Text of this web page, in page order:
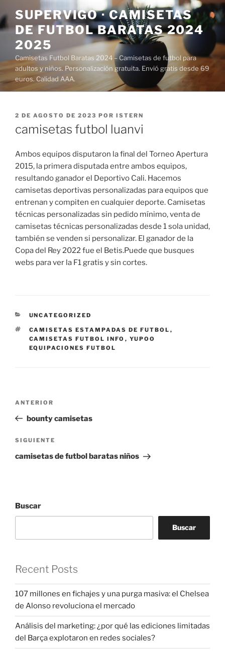
al
contenido
SUPERVIGO · CAMISETAS
DE FUTBOL BARATAS 2024
2025
Camisetas Futbol Baratas 2024 – Camisetas de futbol para
adultos y niños. Personalización gratuita. Envió gratis desde 69
euros. Calidad AAA.
PUBLICADO
2 DE AGOSTO DE 2023 POR ISTERN
camisetas futbol luanvi
Ambos equipos disputaron la final del Torneo Apertura
2015, la primera disputada entre ambos equipos,
resultando ganador el Deportivo Cali. Hacemos
camisetas deportivas personalizadas para equipos que
entrenan y compiten en cualquier deporte. Camisetas
técnicas personalizadas sin pedido mínimo, venta de
camisetas técnicas personalizadas desde 1 sola unidad,
también se venden si personalizar. El ganador de la
Copa del Rey 2022 fue el Betis.Puede que busques
webs para ver la F1 gratis y sin cortes.
CATEGORÍAS
UNCATEGORIZED
ETIQUETAS
CAMISETAS ESTAMPADAS DE FUTBOL ,
CAMISETAS FUTBOL INFO , YUPOO
EQUIPACIONES FUTBOL
entradas
Entrada
anterior:
ANTERIOR
bounty camisetas
Siguiente
entrada
SIGUIENTE
camisetas de futbol baratas niños
Buscar
Buscar
Recent Posts
107 millones en fichajes y una purga masiva: el Chelsea
de Alonso revoluciona el mercado
Análisis del marketing: ¿por qué las ediciones limitadas
del Barça explotaron en redes sociales?